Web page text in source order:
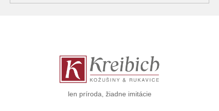
len príroda, žiadne imitácie